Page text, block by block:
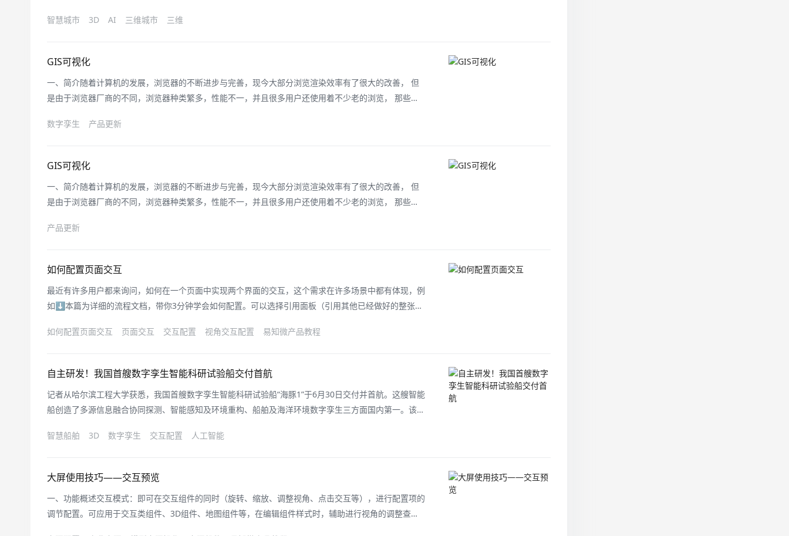
下简称报告）显示，中国智慧城市已有900余个，在战略、技术创新、社区、民生、政务管理、人文旅游
智慧城市 3D AI 三维城市 三维
GIS可视化
一、简介随着计算机的发展，浏览器的不断进步与完善，现今大部分浏览渲染效率有了很大的改善， 但
是由于浏览器厂商的不同，浏览器种类繁多，性能不一，并且很多用户还使用着不少老的浏览， 那些如
生了，聚散图将非重点的批量数据进行合并，只渲染少量数据，散开并突出重要信息点， 减少了浏览器
数字孪生 产品更新
GIS可视化
一、简介随着计算机的发展，浏览器的不断进步与完善，现今大部分浏览渲染效率有了很大的改善， 但
是由于浏览器厂商的不同，浏览器种类繁多，性能不一，并且很多用户还使用着不少老的浏览， 那些如
生了，聚散图将非重点的批量数据进行合并，只渲染少量数据，散开并突出重要信息点， 减少了浏览器
产品更新
如何配置页面交互
最近有许多用户都来询问，如何在一个页面中实现两个界面的交互，这个需求在许多场景中都有体现，例
如⬇️本篇为详细的流程文档，带你3分钟学会如何配置。可以选择引用面板（引用其他已经做好的整张页
配置添加【引用面板】组件，引用所需要的另外两个页面。ps：要注意引用的原面板的大小是否和本页
如何配置页面交互 页面交互 交互配置 视角交互配置 易知微产品教程
自主研发！我国首艘数字孪生智能科研试验船交付首航
记者从哈尔滨工程大学获悉，我国首艘数字孪生智能科研试验船“海豚1”于6月30日交付并首航。这艘智能
船创造了多源信息融合协同探测、智能感知及环境重构、船舶及海洋环境数字孪生三方面国内第一。该科
院自主研发，历时3年建造完成，船长25米，排水量100吨，实现了船舶总体、动力、电力、推进、导
智慧船舶 3D 数字孪生 交互配置 人工智能
大屏使用技巧——交互预览
一、功能概述交互模式：即可在交互组件的同时（旋转、缩放、调整视角、点击交互等），进行配置项的
调节配置。可应用于交互类组件、3D组件、地图组件等，在编辑组件样式时，辅助进行视角的调整查